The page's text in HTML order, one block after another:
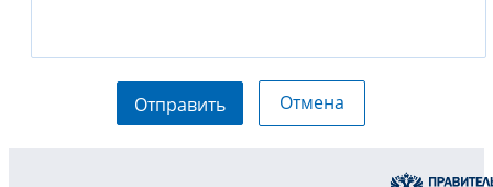
Отправить Отмена